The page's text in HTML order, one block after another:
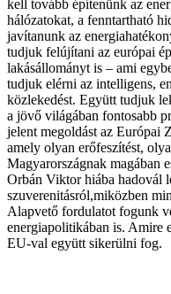
kell tovább építenünk az
hálózatokat, a fenntartható
javítanunk az
tudjuk felújítani az európai
lakásállományt is – ami
tudjuk elérni az intelligens,
közlekedést. Együtt tudjuk
a jövő világában fontosabb
jelent megoldást az Európai
amely olyan erőfeszítést,
Magyarországnak magában
Orbán Viktor hiába hadovál
szuverenitásról,miközben
Alapvető fordulatot fogunk
energiapolitikában is. Amire
EU-val együtt sikerülni fog.